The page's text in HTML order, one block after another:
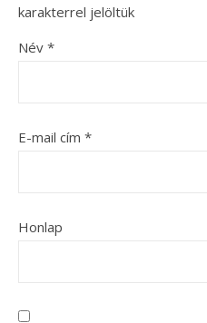
karakterrel jelöltük
Név *
E-mail cím *
Honlap